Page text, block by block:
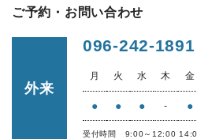
ご予約・お問い合わせ
外来
096-242-1891
月 火 水 木 金
● ● ● - ●
受付時間 9:00～12:00